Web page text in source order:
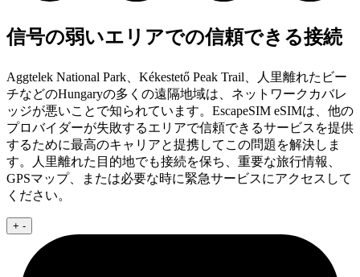
信号の弱いエリアでの信頼できる接続
Aggtelek National Park、Kékestető Peak Trail、人里離れたビー
チなどのHungaryの多くの遠隔地域は、ネットワークカバレ
ッジが悪いことで知られています。EscapeSIM eSIMは、他の
プロバイダーが失敗するエリアで信頼できるサービスを提供
するために最高のキャリアと提携してこの問題を解決しま
す。人里離れた目的地でも接続を保ち、重要な旅行情報、
GPSマップ、または必要な時に緊急サービスにアクセスして
ください。
+ -